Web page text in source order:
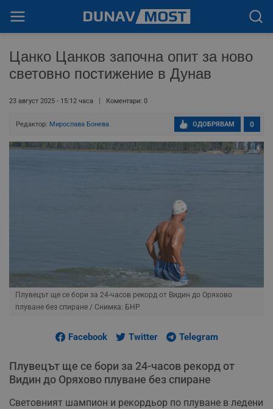
Цанко Цанков започна опит за ново
световно постижение в Дунав
23 август 2025 - 15:12 часа Коментари: 0
Редактор: Мирослава Бонева 0
ОДОБРЯВАМ
Плувецът ще се бори за 24-часов рекорд от Видин до Оряхово
плуване без спиране / Снимка: БНР
Facebook Twitter Telegram
Плувецът ще се бори за 24-часов рекорд от
Видин до Оряхово плуване без спиране
Световният шампион и рекордьор по плуване в ледени